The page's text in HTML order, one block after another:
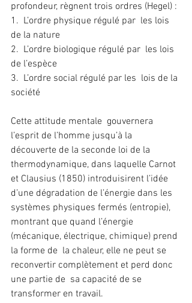
profondeur, règnent trois ordres (Hegel) :
1.  L’ordre physique régulé par  les lois
de la nature
2.  L’ordre biologique régulé par  les lois
de l’espèce
3.  L’ordre social régulé par les  lois de la
société
Cette attitude mentale  gouvernera
l’esprit de l’homme jusqu’à la
découverte de la seconde loi de la
thermodynamique, dans laquelle Carnot
et Clausius (1850) introduisirent l’idée
d’une dégradation de l’énergie dans les
systèmes physiques fermés (entropie),
montrant que quand l’énergie
(mécanique, électrique, chimique) prend
la forme de  la chaleur, elle ne peut se
reconvertir complètement et perd donc
une partie de  sa capacité de se
transformer en travail.